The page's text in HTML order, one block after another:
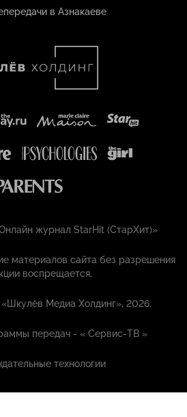
в Азнакаеве
журнал StarHit (СтарХит)»
материалов сайта без разрешения
воспрещается.
Медиа Холдинг», 2026.
передач - «Сервис-ТВ »
технологии